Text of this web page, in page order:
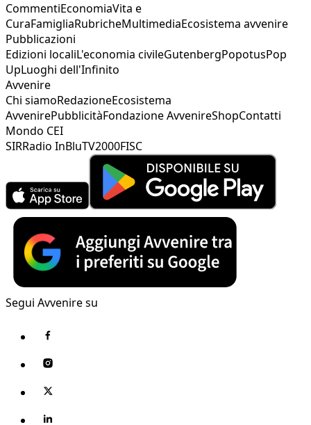
CommentiEconomiaVita e
CuraFamigliaRubricheMultimediaEcosistema avvenire
Pubblicazioni
Edizioni localiL'economia civileGutenbergPopotusPop
UpLuoghi dell'Infinito
Avvenire
Chi siamoRedazioneEcosistema
AvvenirePubblicitàFondazione AvvenireShopContatti
Mondo CEI
SIRRadio InBluTV2000FISC
Segui Avvenire su